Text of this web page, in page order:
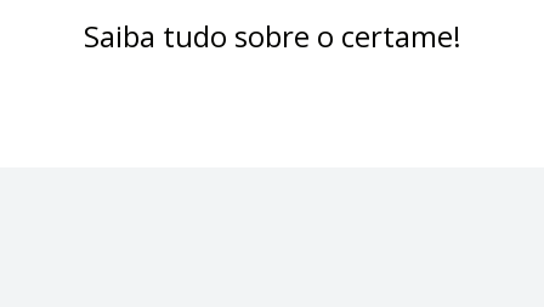
Saiba tudo sobre o certame!